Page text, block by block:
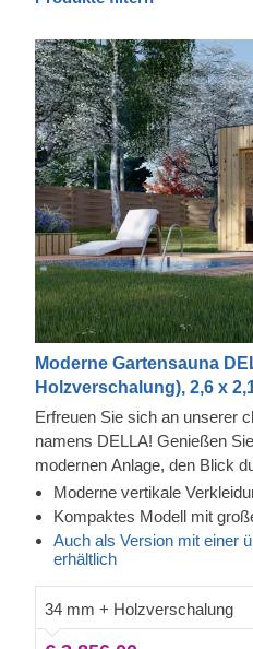
Moderne Gartensauna
Holzverschalung), 2,6 x
Erfreuen Sie sich an unserer
namens DELLA! Genießen
modernen Anlage, den Blick
Fenster und spüren Sie dabei,
mehr von Ihrem Körper
ist eine zusätzliche Schicht,
Isolierung der Konstruktion
elegantes, gepflegtes
sorgt zudem dafür, dass sich
und das langsam
Moderne vertikale
Kompaktes Modell mit
Auch als Version mit einer
erhältlich
34 mm + Holzverschalung